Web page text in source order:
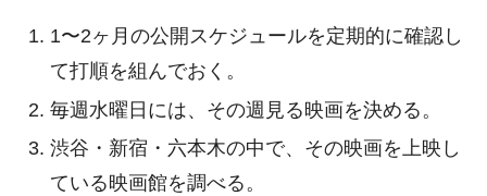
1〜2ヶ月の公開スケジュールを定期的に確認し
て打順を組んでおく。
毎週水曜日には、その週見る映画を決める。
渋谷・新宿・六本木の中で、その映画を上映し
ている映画館を調べる。